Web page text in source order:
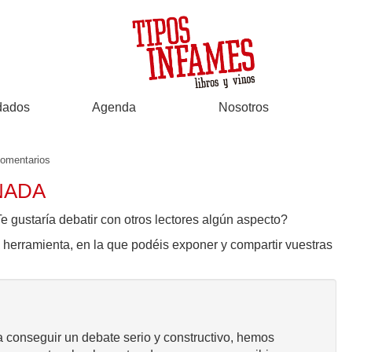
Agenda Nosotros
gustaría debatir con otros lectores algún aspecto?
en la que podéis exponer y compartir vuestras
un debate serio y constructivo, hemos